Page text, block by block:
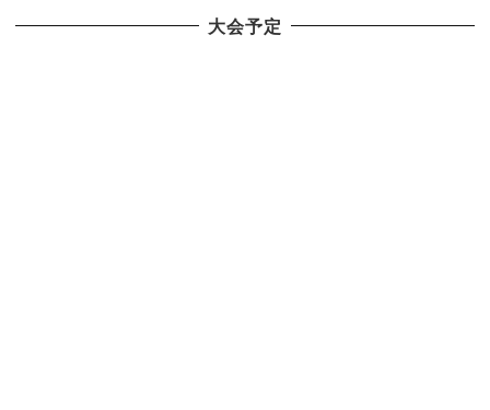
大会予定